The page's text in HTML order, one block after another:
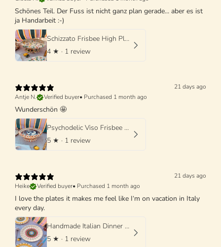
Schönes Teil. Der Fuss ist nicht ganz plan gerade... aber es ist
ja Handarbeit :-)
Schizzato Frisbee High Plate "Colori Fantasia" - 25cm
4 ★ · 1 review
21 days ago
Antje N.
Verified buyer• Purchased 1 month ago
Wunderschön 🤩
Psychodelic Viso Frisbee High Plate - 25cm UNIQUE PIECE - ONLY 1 X AVAILABLE
5 ★ · 1 review
21 days ago
Heike
Verified buyer• Purchased 1 month ago
I love the plates it makes me feel like I‘m on vacation in Italy
every day.
Handmade Italian Dinner Plate 27 cm | Large Ceramic Plate
5 ★ · 1 review